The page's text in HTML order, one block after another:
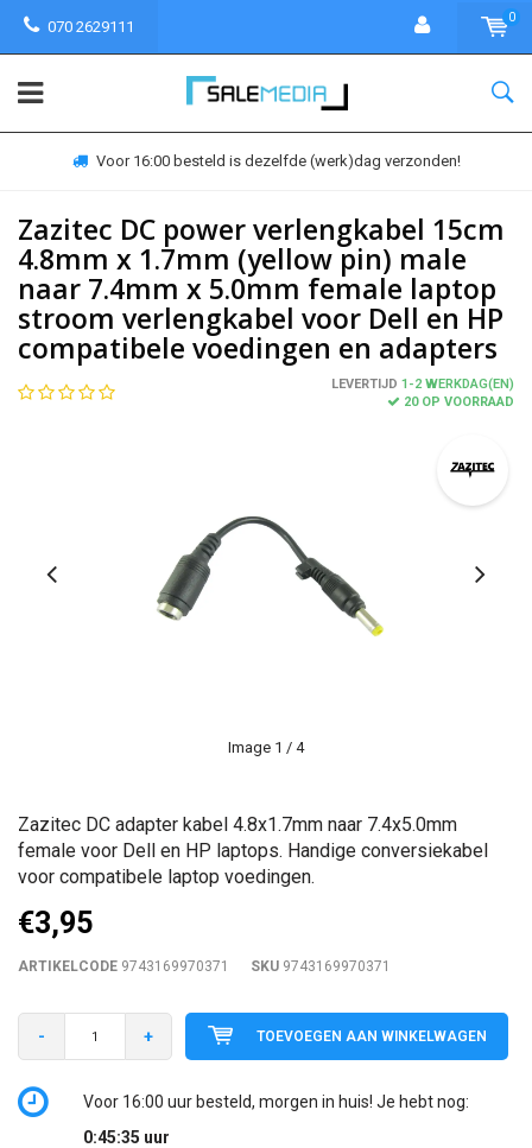
070 2629111
0
Voor 16:00 besteld is dezelfde (werk)dag verzonden!
Zazitec DC power verlengkabel 15cm
4.8mm x 1.7mm (yellow pin) male
naar 7.4mm x 5.0mm female laptop
stroom verlengkabel voor Dell en HP
compatibele voedingen en adapters
LEVERTIJD 1-2 WERKDAG(EN)
20 OP VOORRAAD
Image 1 / 4
Zazitec DC adapter kabel 4.8x1.7mm naar 7.4x5.0mm
female voor Dell en HP laptops. Handige conversiekabel
voor compatibele laptop voedingen.
€3,95
ARTIKELCODE 9743169970371 SKU 9743169970371
- + TOEVOEGEN AAN WINKELWAGEN
Voor 16:00 uur besteld, morgen in huis! Je hebt nog:
0:45:35 uur